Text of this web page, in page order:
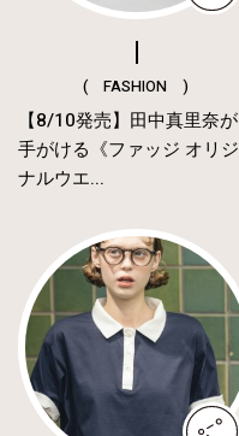
( FASHION )
【8/10発売】田中真里奈が
手がける《ファッジ オリジ
ナルウエ...